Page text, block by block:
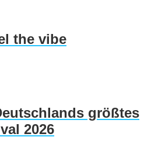
the vibe
größtes
2026